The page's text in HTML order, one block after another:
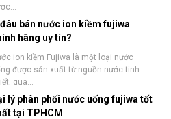
bán nước ion kiềm fujiwa
hãng uy tín?
ion kiềm Fujiwa là một loại nước
được sản xuất từ nguồn nước tinh
qua...
lý phân phối nước uống fujiwa tốt
tại TPHCM